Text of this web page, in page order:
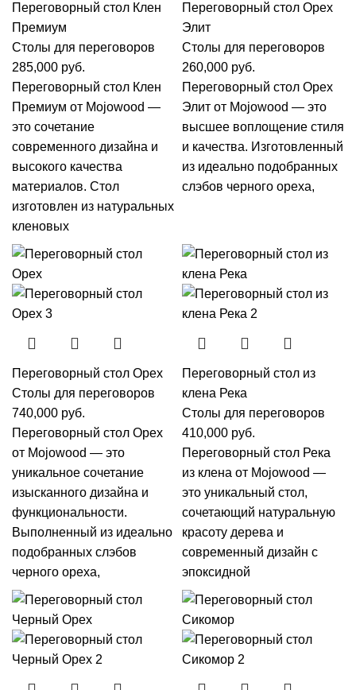
Переговорный стол Клен
Премиум
Столы для переговоров
285,000 руб.
Переговорный стол Клен
Премиум от Mojowood —
это сочетание
современного дизайна и
высокого качества
материалов. Стол
изготовлен из натуральных
кленовых
Переговорный стол Орех
Элит
Столы для переговоров
260,000 руб.
Переговорный стол Орех
Элит от Mojowood — это
высшее воплощение стиля
и качества. Изготовленный
из идеально подобранных
слэбов черного ореха,
Переговорный стол Орех
Столы для переговоров
740,000 руб.
Переговорный стол Орех
от Mojowood — это
уникальное сочетание
изысканного дизайна и
функциональности.
Выполненный из идеально
подобранных слэбов
черного ореха,
Переговорный стол из
клена Река
Столы для переговоров
410,000 руб.
Переговорный стол Река
из клена от Mojowood —
это уникальный стол,
сочетающий натуральную
красоту дерева и
современный дизайн с
эпоксидной